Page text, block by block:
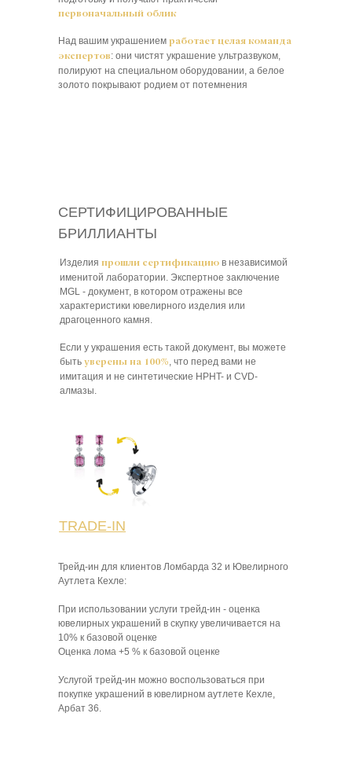
СЕРТИФИЦИРОВАННЫЕ
БРИЛЛИАНТЫ
первоначальный облик
Над вашим украшением работает целая команда
экспертов: они чистят украшение ультразвуком,
полируют на специальном оборудовании, а белое
золото покрывают родием от потемнения
Изделия прошли сертификацию в независимой
именитой лаборатории. Экспертное заключение
MGL - документ, в котором отражены все
характеристики ювелирного изделия или
драгоценного камня.
Если у украшения есть такой документ, вы можете
быть уверены на 100%, что перед вами не
имитация и не синтетические HPHT- и CVD-
алмазы.
TRADE-IN
Трейд-ин для клиентов Ломбарда 32 и Ювелирного
Аутлета Кехле:
При использовании услуги трейд-ин - оценка
ювелирных украшений в скупку увеличивается на
10% к базовой оценке
Оценка лома +5 % к базовой оценке
Услугой трейд-ин можно воспользоваться при
покупке украшений в ювелирном аутлете Кехле,
Арбат 36.